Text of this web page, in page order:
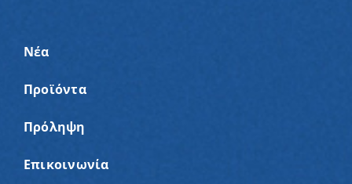
Νέα
Προϊόντα
Πρόληψη
Επικοινωνία